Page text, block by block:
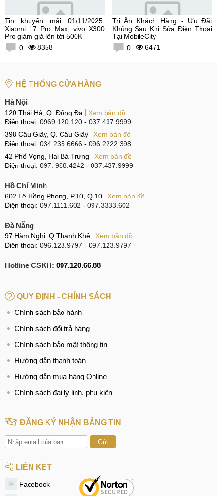
Tin khuyến mãi 01/11/2025:
Xiaomi 17 Pro Max, vivo X300
Pro giảm giá lên tới 500K
0
8358
Tri Ân Khách Hàng - Ưu Đãi
Khủng Sau Khi Sửa Điện Thoại
Tại MobileCity
0
6471
HỆ THỐNG CỬA HÀNG
Hà Nội
120 Thái Hà, Q. Đống Đa
Xem bản đồ
Điện thoại: 0969.120.120 - 037.437.9999
398 Cầu Giấy, Q. Cầu Giấy
Xem bản đồ
Điện thoại: 034.235.6666 - 096.2222.398
42 Phố Vọng, Hai Bà Trưng
Xem bản đồ
Điện thoại: 097. 988.4242 - 037.437.9999
Hồ Chí Minh
602 Lê Hồng Phong, P.10, Q.10
Xem bản đồ
Điện thoại: 097.1111.602 - 097.3333.602
Đà Nẵng
97 Hàm Nghi, Q.Thanh Khê
Xem bản đồ
Điện thoại: 096.123.9797 - 097.123.9797
Hotline CSKH: 097.120.66.88
QUY ĐỊNH - CHÍNH SÁCH
Chính sách bảo hành
Chính sách đổi trả hàng
Chính sách bảo mật thông tin
Hướng dẫn thanh toán
Hướng dẫn mua hàng Online
Chính sách đại lý linh, phụ kiện
ĐĂNG KÝ NHẬN BẢNG TIN
Gửi
LIÊN KẾT
Facebook